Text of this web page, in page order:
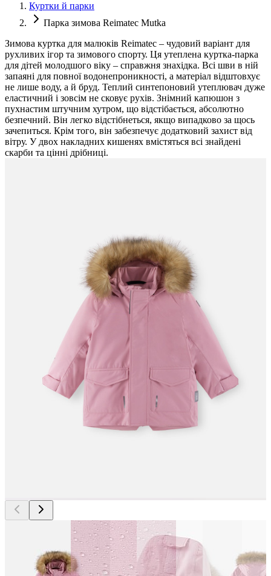
Куртки й парки
Парка зимова Reimatec Mutka
Зимова куртка для малюків Reimatec – чудовий варіант для
рухливих ігор та зимового спорту. Ця утеплена куртка-парка
для дітей молодшого віку – справжня знахідка. Всі шви в ній
запаяні для повної водонепроникності, а матеріал відштовхує
не лише воду, а й бруд. Теплий синтепоновий утеплювач дуже
еластичний і зовсім не сковує рухів. Знімний капюшон з
пухнастим штучним хутром, що відстібається, абсолютно
безпечний. Він легко відстібнеться, якщо випадково за щось
зачепиться. Крім того, він забезпечує додатковий захист від
вітру. У двох накладних кишенях вмістяться всі знайдені
скарби та цінні дрібниці.